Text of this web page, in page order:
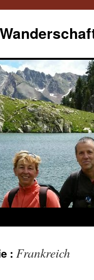
: Frankreich